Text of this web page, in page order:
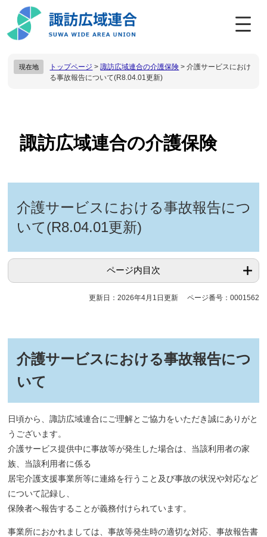
ジ
ュ
現在地 トップページ >諏訪広域連合の介護保険 >介護サービスにおけ
る事故報告について(R8.04.01更新)
諏訪広域連合の介護保険
介護サービスにおける事故報告につ
いて(R8.04.01更新)
ページ内目次
更新日：2026年4月1日更新 ページ番号：0001562
介護サービスにおける事故報告につ
いて
日頃から、諏訪広域連合にご理解とご協力をいただき誠にありがと
うございます。
介護サービス提供中に事故等が発生した場合は、当該利用者の家
族、当該利用者に係る
居宅介護支援事業所等に連絡を行うこと及び事故の状況や対応など
について記録し、
保険者へ報告することが義務付けられています。
事業所におかれましては、事故等発生時の適切な対応、事故報告書